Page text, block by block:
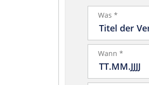
Was *
Wann *